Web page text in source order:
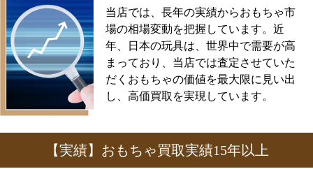
当店では、長年の実績からおもちゃ市
場の相場変動を把握しています。近
年、日本の玩具は、世界中で需要が高
まっており、当店では査定させていた
だくおもちゃの価値を最大限に見い出
し、高価買取を実現しています。
【実績】おもちゃ買取実績15年以上